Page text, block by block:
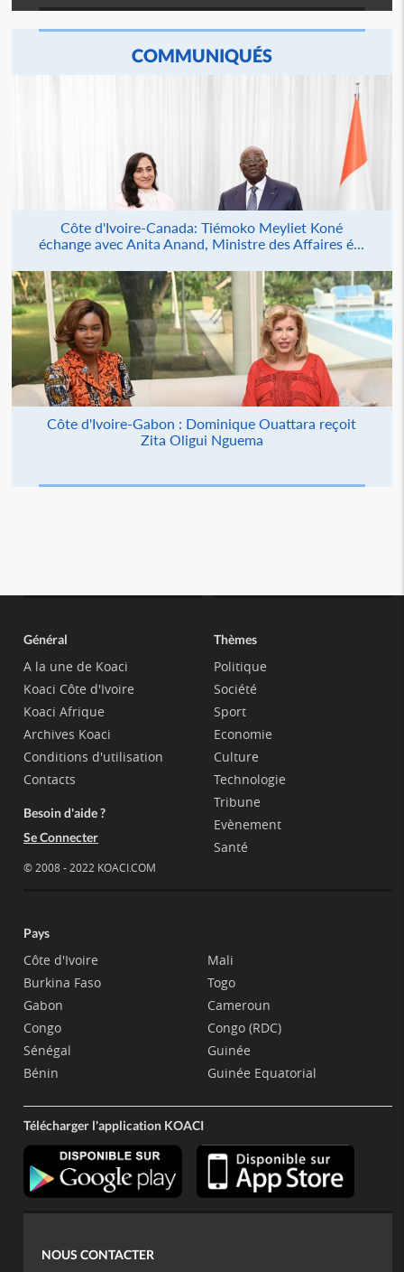
COMMUNIQUÉS
Côte d'Ivoire-Canada: Tiémoko Meyliet Koné
échange avec Anita Anand, Ministre des Affaires é...
Côte d'Ivoire-Gabon : Dominique Ouattara reçoit
Zita Oligui Nguema
Général
A la une de Koaci
Koaci Côte d'Ivoire
Koaci Afrique
Archives Koaci
Conditions d'utilisation
Contacts
Besoin d'aide ?
Se Connecter
© 2008 - 2022 KOACI.COM
Thèmes
Politique
Société
Sport
Economie
Culture
Technologie
Tribune
Evènement
Santé
Pays
Côte d'Ivoire
Burkina Faso
Gabon
Congo
Sénégal
Bénin
Mali
Togo
Cameroun
Congo (RDC)
Guinée
Guinée Equatorial
Télécharger l'application KOACI
NOUS CONTACTER